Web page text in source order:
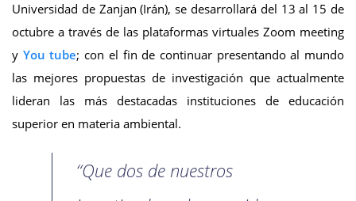
Universidad de Zanjan (Irán), se desarrollará del 13 al 15 de
octubre a través de las plataformas virtuales Zoom meeting
y You tube; con el fin de continuar presentando al mundo
las mejores propuestas de investigación que actualmente
lideran las más destacadas instituciones de educación
superior en materia ambiental.
“Que dos de nuestros